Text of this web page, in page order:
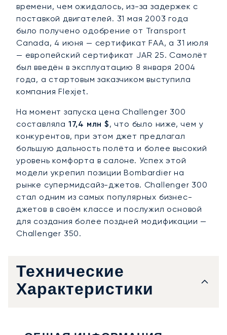
времени, чем ожидалось, из-за задержек с
поставкой двигателей. 31 мая 2003 года
было получено одобрение от Transport
Canada, 4 июня — сертификат FAA, а 31 июля
— европейский сертификат JAR 25. Самолёт
был введён в эксплуатацию 8 января 2004
года, а стартовым заказчиком выступила
компания Flexjet.
На момент запуска цена Challenger 300
составляла 17,4 млн $, что было ниже, чем у
конкурентов, при этом джет предлагал
большую дальность полёта и более высокий
уровень комфорта в салоне. Успех этой
модели укрепил позиции Bombardier на
рынке супермидсайз-джетов. Challenger 300
стал одним из самых популярных бизнес-
джетов в своём классе и послужил основой
для создания более поздней модификации —
Challenger 350.
Технические
Характеристики